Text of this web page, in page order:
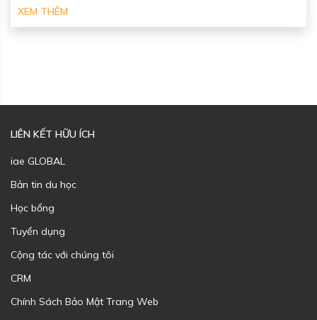
XEM THÊM
LIÊN KẾT HỮU ÍCH
iae GLOBAL
Bản tin du học
Học bổng
Tuyển dụng
Cộng tác với chúng tôi
CRM
Chính Sách Bảo Mật Trang Web